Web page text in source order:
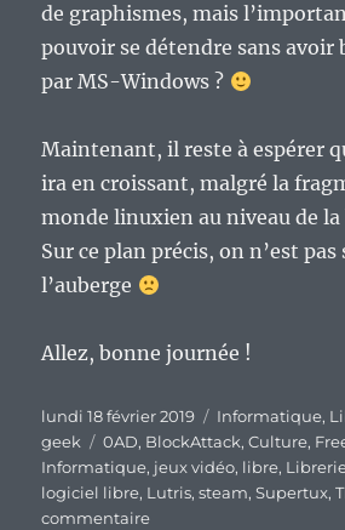
de graphismes, mais
pouvoir se détendre sans avoir
par MS-Windows ?
Maintenant, il reste à espérer
ira en croissant, malgré la
monde linuxien au niveau de
Sur ce plan précis, on n’est pas
l’auberge
Allez, bonne journée !
Publié
le
lundi 18 février 2019 Catégories
Informatique,
geek
Étiquettes
0AD, BlockAttack,Culture,
Informatique, jeux vidéo, libre,
logiciel libre, Lutris,steam,Supertux,
commentairesur